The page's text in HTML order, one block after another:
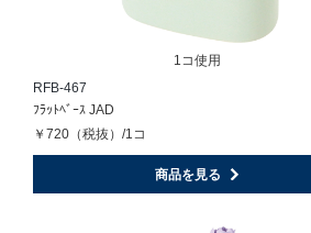
1コ使用
RFB-467
ﾌﾗｯﾄﾍﾞｰｽ JAD
￥720（税抜）/1コ
商品を見る